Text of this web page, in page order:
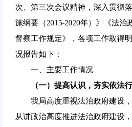
次、第三次会议精神，深入贯彻
施纲要（2015-2020年）》《法治
督察工作规定》，各项工作取得
况报告如下：
一、主要工作情况
（一） 提高认识，夯实依法
我局高度重视法治政府建设，
从讲政治高度推进法治政府建设